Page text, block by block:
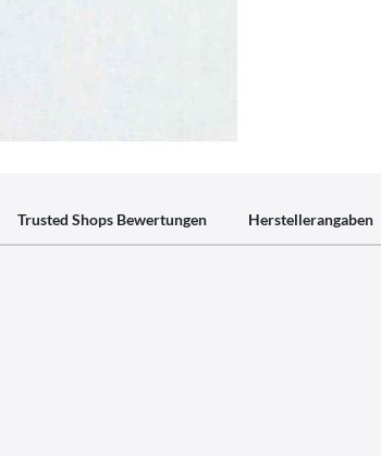
Trusted Shops Bewertungen Herstellerangaben